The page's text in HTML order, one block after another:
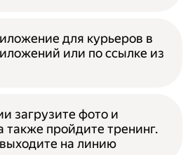
для курьеров в
или по ссылке из
загрузите фото и
также пройдите тренинг.
на линию